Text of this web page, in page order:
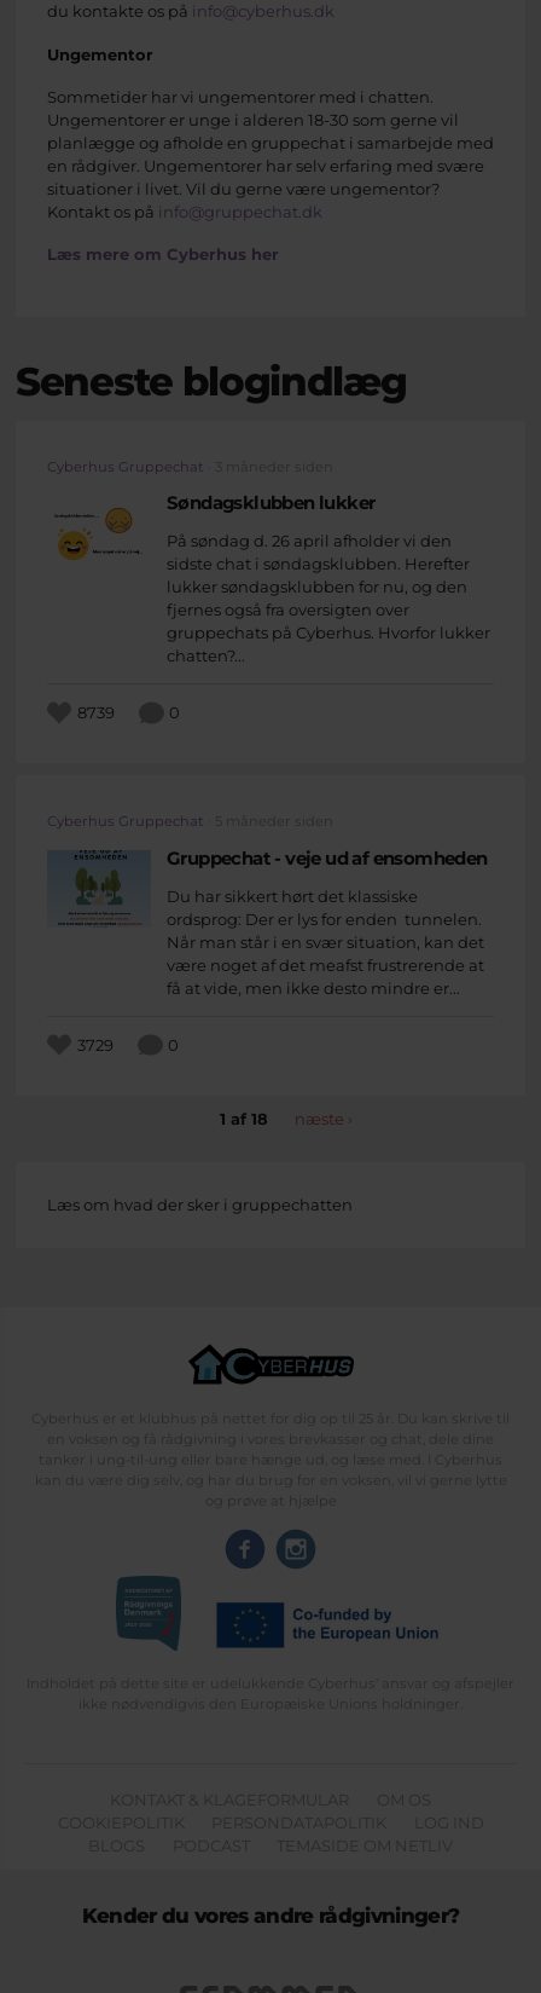
du kontakte os på info@cyberhus.dk
Ungementor
Sommetider har vi ungementorer med i chatten.
Ungementorer er unge i alderen 18-30 som gerne vil
planlægge og afholde en gruppechat i samarbejde med
en rådgiver. Ungementorer har selv erfaring med svære
situationer i livet. Vil du gerne være ungementor?
Kontakt os på info@gruppechat.dk
Læs mere om Cyberhus her
Seneste blogindlæg
Læs om hvad der sker i gruppechatten
Cyberhus Gruppechat
Søndagsklubben lukker
På søndag d. 26 april afholder vi den
sidste chat i søndagsklubben. Herefter
lukker søndagsklubben for nu, og den
fjernes også fra oversigten over
gruppechats på Cyberhus. Hvorfor lukker
chatten?...
8739 0
Cyberhus Gruppechat · 5 måneder siden
Gruppechat - veje ud af ensomheden
Du har sikkert hørt det klassiske
ordsprog: Der er lys for enden tunnelen.
Når man står i en svær situation, kan det
være noget af det meafst frustrerende at
få at vide, men ikke desto mindre er...
3729 0
1 af 18 næste ›
Cyberhus er et klubhus på nettet for dig op til 25 år. Du kan skrive til
en voksen og få rådgivning i vores brevkasser og chat, dele dine
tanker i ung-til-ung eller bare hænge ud, og læse med. I Cyberhus
kan du være dig selv, og har du brug for en voksen, vil vi gerne lytte
og prøve at hjælpe
Indholdet på dette site er udelukkende Cyberhus' ansvar og afspejler
ikke nødvendigvis den Europæiske Unions holdninger.
KONTAKT & KLAGEFORMULAR
OM OS
COOKIEPOLITIK
PERSONDATAPOLITIK
LOG IND
BLOGS
PODCAST TEMASIDE OM NETLIV
Kender du vores andre rådgivninger?